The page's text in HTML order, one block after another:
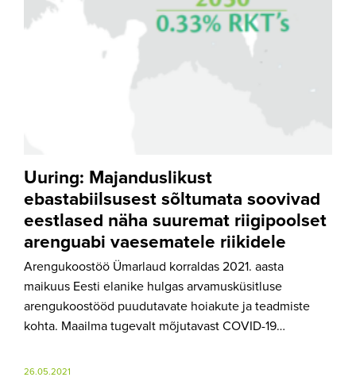
Uuring: Majanduslikust
ebastabiilsusest sõltumata soovivad
eestlased näha suuremat riigipoolset
arenguabi vaesematele riikidele
Arengukoostöö Ümarlaud korraldas 2021. aasta
maikuus Eesti elanike hulgas arvamusküsitluse
arengukoostööd puudutavate hoiakute ja teadmiste
kohta. Maailma tugevalt mõjutavast COVID-19…
26.05.2021